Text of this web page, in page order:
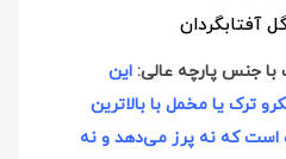
آفتابگردان
با جنس پارچه عالی: این
ترک یا مخمل با بالاترین
که نه پرز می‌دهد و نه